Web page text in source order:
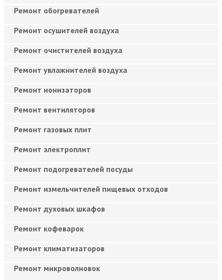
Ремонт обогревателей
Ремонт осушителей воздуха
Ремонт очистителей воздуха
Ремонт увлажнителей воздуха
Ремонт ионизаторов
Ремонт вентиляторов
Ремонт газовых плит
Ремонт электроплит
Ремонт подогревателей посуды
Ремонт измельчителей пищевых отходов
Ремонт духовых шкафов
Ремонт кофеварок
Ремонт климатизаторов
Ремонт микроволновок